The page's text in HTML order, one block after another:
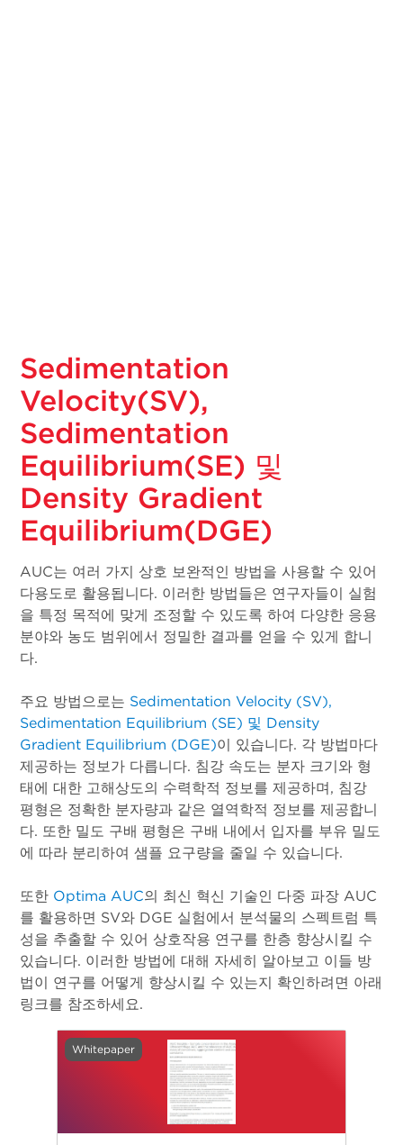
Sedimentation
Velocity(SV),
Sedimentation
Equilibrium(SE) 및
Density Gradient
Equilibrium(DGE)
AUC는 여러 가지 상호 보완적인 방법을 사용할 수 있어
다용도로 활용됩니다. 이러한 방법들은 연구자들이 실험
을 특정 목적에 맞게 조정할 수 있도록 하여 다양한 응용
분야와 농도 범위에서 정밀한 결과를 얻을 수 있게 합니
다.
주요 방법으로는 Sedimentation Velocity (SV),
Sedimentation Equilibrium (SE) 및 Density
Gradient Equilibrium (DGE)이 있습니다. 각 방법마다
제공하는 정보가 다릅니다. 침강 속도는 분자 크기와 형
태에 대한 고해상도의 수력학적 정보를 제공하며, 침강
평형은 정확한 분자량과 같은 열역학적 정보를 제공합니
다. 또한 밀도 구배 평형은 구배 내에서 입자를 부유 밀도
에 따라 분리하여 샘플 요구량을 줄일 수 있습니다.
또한 Optima AUC의 최신 혁신 기술인 다중 파장 AUC
를 활용하면 SV와 DGE 실험에서 분석물의 스펙트럼 특
성을 추출할 수 있어 상호작용 연구를 한층 향상시킬 수
있습니다. 이러한 방법에 대해 자세히 알아보고 이들 방
법이 연구를 어떻게 향상시킬 수 있는지 확인하려면 아래
링크를 참조하세요.
Whitepaper